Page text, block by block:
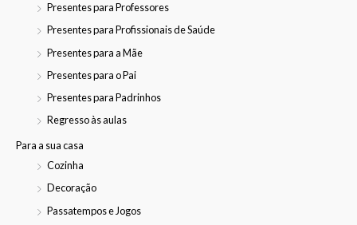
Presentes para Professores
Presentes para Profissionais de Saúde
Presentes para a Mãe
Presentes para o Pai
Presentes para Padrinhos
Regresso às aulas
Para a sua casa
Cozinha
Decoração
Passatempos e Jogos